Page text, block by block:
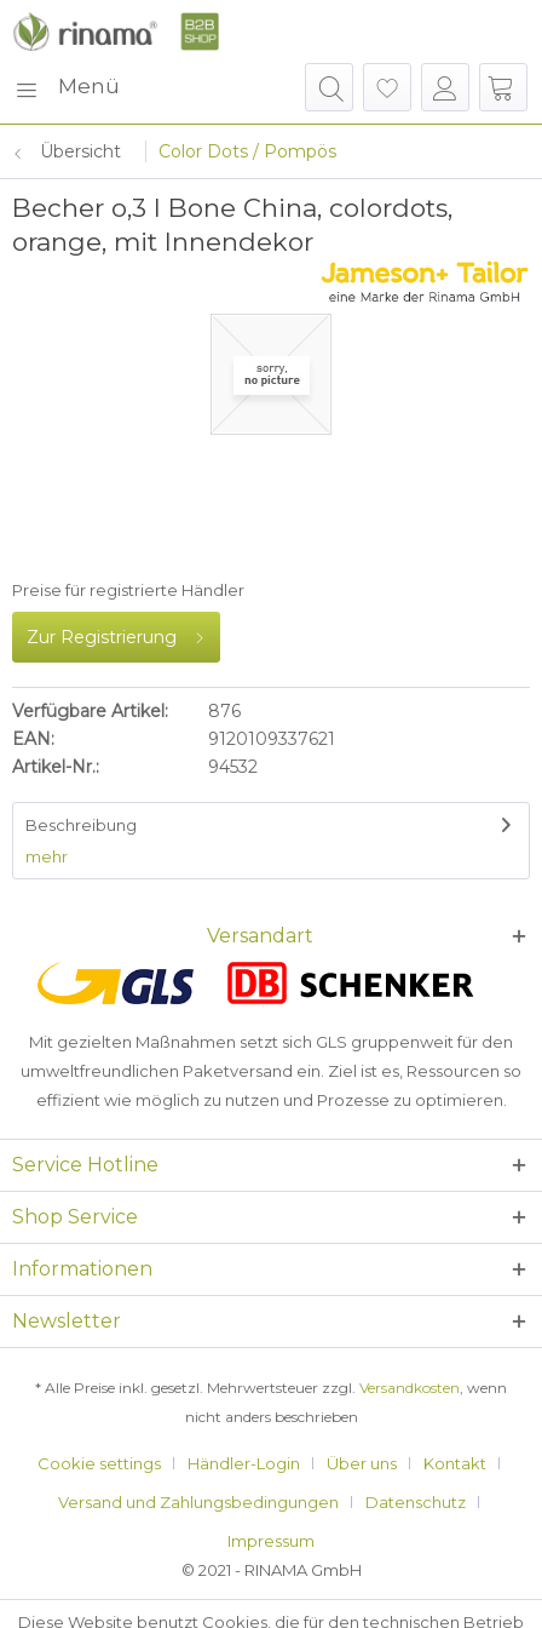
Menü
Übersicht Color Dots / Pompös
Becher o,3 l Bone China, colordots,
orange, mit Innendekor
Preise für registrierte Händler
Zur Registrierung
Verfügbare Artikel:
876
EAN:
9120109337621
Artikel-Nr.:
94532
Beschreibung
mehr
Versandart
Mit gezielten Maßnahmen setzt sich GLS gruppenweit für den
umweltfreundlichen Paketversand ein. Ziel ist es, Ressourcen so
effizient wie möglich zu nutzen und Prozesse zu optimieren.
Service Hotline
Shop Service
Informationen
Newsletter
* Alle Preise inkl. gesetzl. Mehrwertsteuer zzgl. Versandkosten, wenn
nicht anders beschrieben
Cookie settings Händler-Login Über uns
Kontakt
Versand und Zahlungsbedingungen
Datenschutz
Impressum
© 2021 - RINAMA GmbH
Diese Website benutzt Cookies, die für den technischen Betrieb